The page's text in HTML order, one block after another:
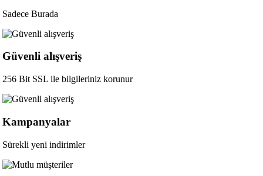
Sadece Burada
Güvenli alışveriş
256 Bit SSL ile bilgileriniz korunur
Kampanyalar
Sürekli yeni indirimler